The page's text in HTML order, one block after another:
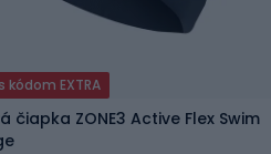
kódom EXTRA
čiapka ZONE3 Active Flex Swim